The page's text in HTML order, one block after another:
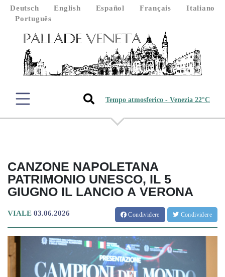
Deutsch English Español Français
Italiano
Português
Tempo atmosferico - Venezia 22°C
CANZONE NAPOLETANA
PATRIMONIO UNESCO, IL 5
GIUGNO IL LANCIO A VERONA
VIALE 03.06.2026 Condividere Condividere